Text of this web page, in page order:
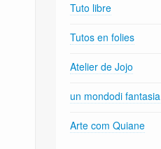
Tuto libre
Tutos en folies
Atelier de Jojo
un mondodi fantasia
Arte com Quiane